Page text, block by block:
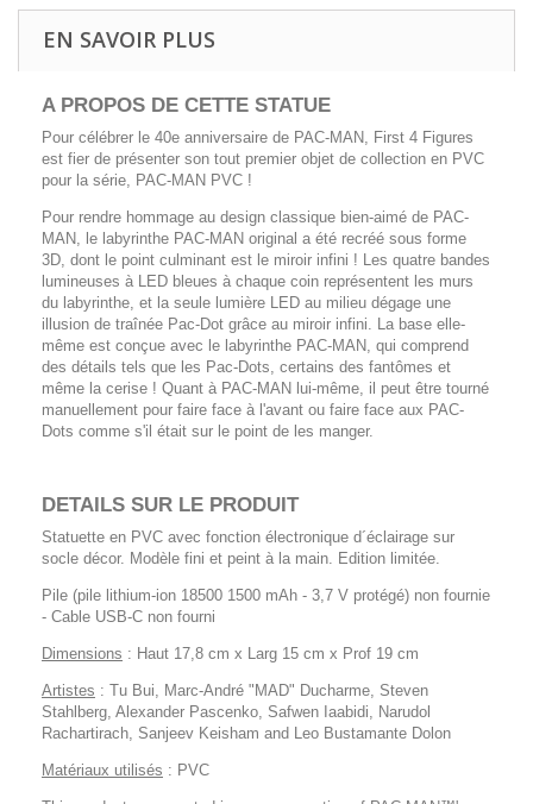
EN SAVOIR PLUS
A PROPOS DE CETTE STATUE
Pour célébrer le 40e anniversaire de PAC-MAN, First 4 Figures
est fier de présenter son tout premier objet de collection en PVC
pour la série, PAC-MAN PVC !
Pour rendre hommage au design classique bien-aimé de PAC-
MAN, le labyrinthe PAC-MAN original a été recréé sous forme
3D, dont le point culminant est le miroir infini ! Les quatre bandes
lumineuses à LED bleues à chaque coin représentent les murs
du labyrinthe, et la seule lumière LED au milieu dégage une
illusion de traînée Pac-Dot grâce au miroir infini. La base elle-
même est conçue avec le labyrinthe PAC-MAN, qui comprend
des détails tels que les Pac-Dots, certains des fantômes et
même la cerise ! Quant à PAC-MAN lui-même, il peut être tourné
manuellement pour faire face à l'avant ou faire face aux PAC-
Dots comme s'il était sur le point de les manger.
DETAILS SUR LE PRODUIT
Statuette en PVC avec fonction électronique d´éclairage sur
socle décor. Modèle fini et peint à la main. Edition limitée.
Pile (pile lithium-ion 18500 1500 mAh - 3,7 V protégé) non fournie
- Cable USB-C non fourni
Dimensions : Haut 17,8 cm x Larg 15 cm x Prof 19 cm
Artistes : Tu Bui, Marc-André "MAD" Ducharme, Steven
Stahlberg, Alexander Pascenko, Safwen Iaabidi, Narudol
Rachartirach, Sanjeev Keisham and Leo Bustamante Dolon
Matériaux utilisés : PVC